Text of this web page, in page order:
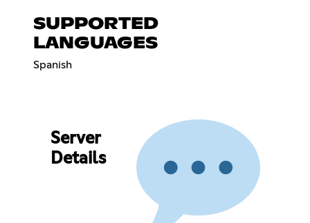
SUPPORTED
LANGUAGES
Spanish
Server
Details